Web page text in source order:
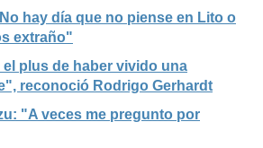
hay día que no piense en Lito o
extraño"
plus de haber vivido una
reconoció Rodrigo Gerhardt
"A veces me pregunto por